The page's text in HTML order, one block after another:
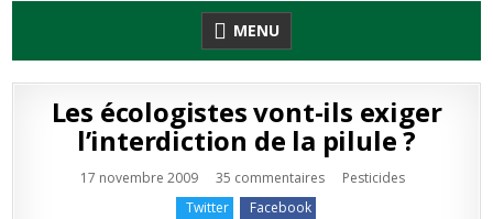
MENU
Les écologistes vont-ils exiger
l’interdiction de la pilule ?
17 novembre 2009 35 commentairessur Publié
Pesticides
Twitter
Facebook